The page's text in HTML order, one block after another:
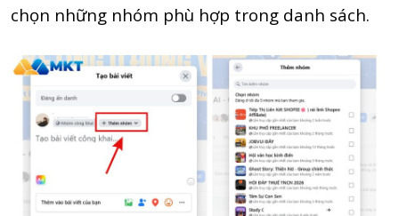
chọn những nhóm phù hợp trong danh sách.